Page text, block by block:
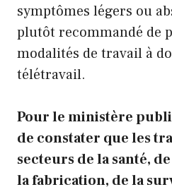
symptômes légers ou
plutôt recommandé de
modalités de travail à
télétravail.
Pour le ministère
de constater que les
secteurs de la santé,
la fabrication, de la